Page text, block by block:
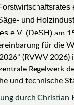
und
e.V. (DeSH) am
für die
(RVWV 2026)
Regelwerk
und technische
durch Christian